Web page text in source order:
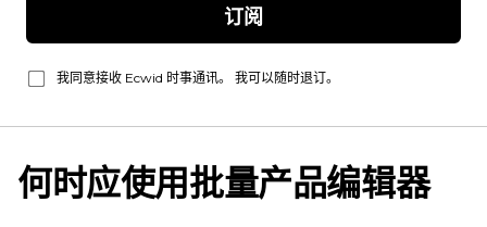
订阅
我同意接收 Ecwid 时事通讯。 我可以随时退订。
何时应使用批量产品编辑器